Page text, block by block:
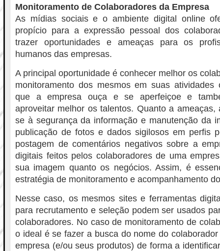
Monitoramento de Colaboradores da Empresa
As mídias sociais e o ambiente digital online
propício para a expressão pessoal dos
trazer oportunidades e ameaças para os
humanos das empresas.
A principal oportunidade é conhecer melhor os
monitoramento dos mesmos em suas
que a empresa ouça e se aperfeiçoe e
aproveitar melhor os talentos. Quanto a ameaças,
se à segurança da informação e manutenção da
publicação de fotos e dados sigilosos em perfis
postagem de comentários negativos sobre a
digitais feitos pelos colaboradores de uma
sua imagem quanto os negócios. Assim, é
estratégia de monitoramento e acompanhamento
Nesse caso, os mesmos sites e ferramentas
para recrutamento e seleção podem ser usados
colaboradores. No caso de monitoramento de
o ideal é se fazer a busca do nome do
empresa (e/ou seus produtos) de forma a